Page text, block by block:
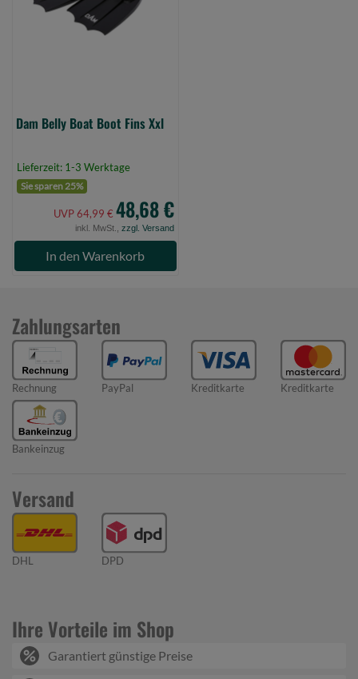
Dam Belly Boat Boot Fins Xxl
Lieferzeit: 1-3 Werktage
Sie sparen 25%
UVP 64,99 € 48,68 €
inkl. MwSt., zzgl. Versand
In den Warenkorb
Zahlungsarten
Rechnung PayPal Kreditkarte Kreditkarte
Bankeinzug
Versand
DHL DPD
Ihre Vorteile im Shop
Garantiert günstige Preise